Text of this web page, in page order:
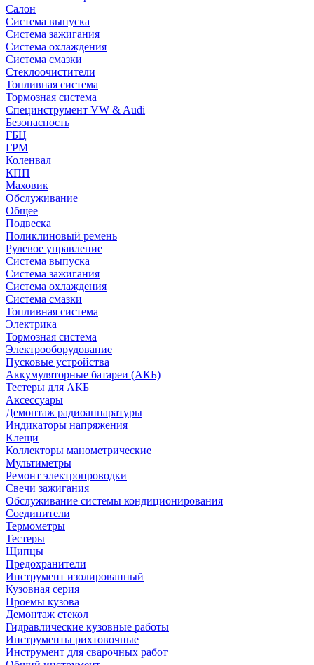
Салон
Система выпуска
Система зажигания
Система охлаждения
Система смазки
Стеклоочистители
Топливная система
Тормозная система
Специнструмент VW & Audi
Безопасность
ГБЦ
ГРМ
Коленвал
КПП
Маховик
Обслуживание
Общее
Подвеска
Поликлиновый ремень
Рулевое управление
Система выпуска
Система зажигания
Система охлаждения
Система смазки
Топливная система
Электрика
Тормозная система
Электрооборудование
Пусковые устройства
Аккумуляторные батареи (АКБ)
Тестеры для АКБ
Аксессуары
Демонтаж радиоаппаратуры
Индикаторы напряжения
Клещи
Коллекторы манометрические
Мультиметры
Ремонт электропроводки
Свечи зажигания
Обслуживание системы кондиционирования
Соединители
Термометры
Тестеры
Щипцы
Предохранители
Инструмент изолированный
Кузовная серия
Проемы кузова
Демонтаж стекол
Гидравлические кузовные работы
Инструменты рихтовочные
Инструмент для сварочных работ